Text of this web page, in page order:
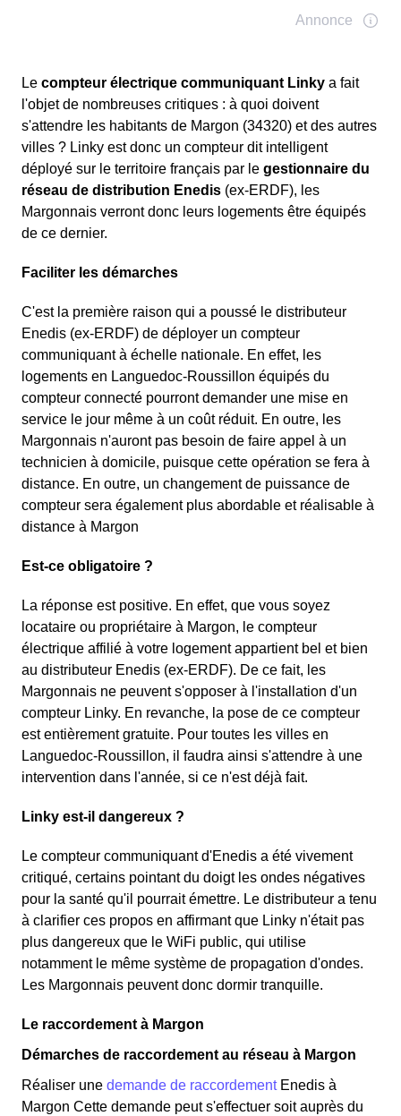
Le compteur électrique communiquant Linky a fait
l'objet de nombreuses critiques : à quoi doivent
s'attendre les habitants de Margon (34320) et des autres
villes ? Linky est donc un compteur dit intelligent
déployé sur le territoire français par le gestionnaire du
réseau de distribution Enedis (ex-ERDF), les
Margonnais verront donc leurs logements être équipés
de ce dernier.
Faciliter les démarches
C'est la première raison qui a poussé le distributeur
Enedis (ex-ERDF) de déployer un compteur
communiquant à échelle nationale. En effet, les
logements en Languedoc-Roussillon équipés du
compteur connecté pourront demander une mise en
service le jour même à un coût réduit. En outre, les
Margonnais n'auront pas besoin de faire appel à un
technicien à domicile, puisque cette opération se fera à
distance. En outre, un changement de puissance de
compteur sera également plus abordable et réalisable à
distance à Margon
Est-ce obligatoire ?
La réponse est positive. En effet, que vous soyez
locataire ou propriétaire à Margon, le compteur
électrique affilié à votre logement appartient bel et bien
au distributeur Enedis (ex-ERDF). De ce fait, les
Margonnais ne peuvent s'opposer à l'installation d'un
compteur Linky. En revanche, la pose de ce compteur
est entièrement gratuite. Pour toutes les villes en
Languedoc-Roussillon, il faudra ainsi s'attendre à une
intervention dans l'année, si ce n'est déjà fait.
Linky est-il dangereux ?
Le compteur communiquant d'Enedis a été vivement
critiqué, certains pointant du doigt les ondes négatives
pour la santé qu'il pourrait émettre. Le distributeur a tenu
à clarifier ces propos en affirmant que Linky n'était pas
plus dangereux que le WiFi public, qui utilise
notamment le même système de propagation d'ondes.
Les Margonnais peuvent donc dormir tranquille.
Le raccordement à Margon
Démarches de raccordement au réseau à Margon
Réaliser une demande de raccordementEnedis à
Margon Cette demande peut s'effectuer soit auprès du